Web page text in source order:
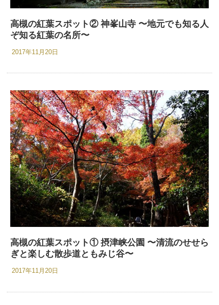
高槻の紅葉スポット② 神峯山寺 〜地元でも知る人
ぞ知る紅葉の名所〜
2017年11月20日
高槻の紅葉スポット① 摂津峡公園 〜清流のせせら
ぎと楽しむ散歩道ともみじ谷〜
2017年11月20日